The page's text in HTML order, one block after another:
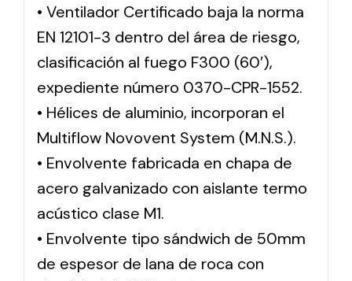
• Ventilador Certificado baja la norma
EN 12101-3 dentro del área de riesgo,
clasificación al fuego F300 (60′),
expediente número 0370-CPR-1552.
• Hélices de aluminio, incorporan el
Multiflow Novovent System (M.N.S.).
• Envolvente fabricada en chapa de
acero galvanizado con aislante termo
acústico clase M1.
• Envolvente tipo sándwich de 50mm
de espesor de lana de roca con